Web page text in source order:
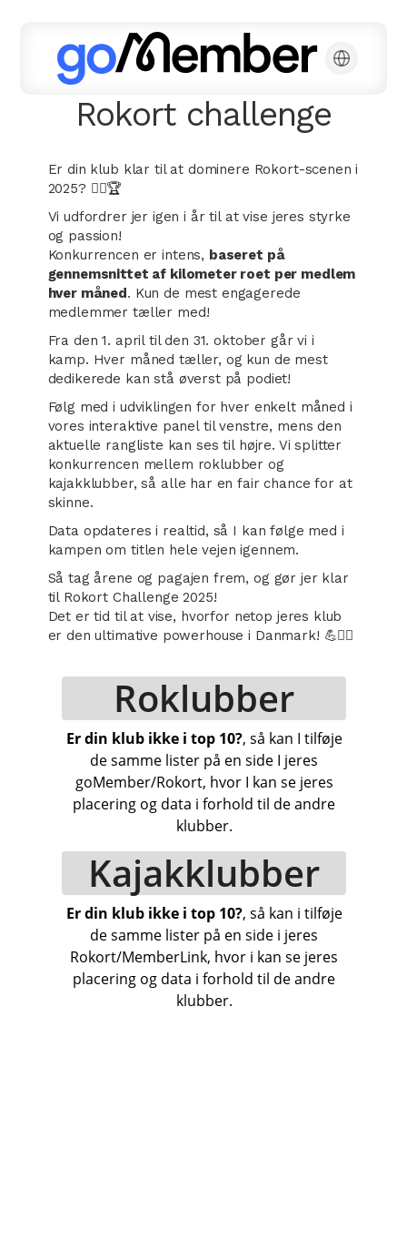
Rokort challenge
Er din klub klar til at dominere Rokort-scenen i
2025? 🚣‍♀️🏆
Vi udfordrer jer igen i år til at vise jeres styrke
og passion!
Konkurrencen er intens, baseret på
gennemsnittet af kilometer roet per medlem
hver måned. Kun de mest engagerede
medlemmer tæller med!
Fra den 1. april til den 31. oktober går vi i
kamp. Hver måned tæller, og kun de mest
dedikerede kan stå øverst på podiet!
Følg med i udviklingen for hver enkelt måned i
vores interaktive panel til venstre, mens den
aktuelle rangliste kan ses til højre. Vi splitter
konkurrencen mellem roklubber og
kajakklubber, så alle har en fair chance for at
skinne.
Data opdateres i realtid, så I kan følge med i
kampen om titlen hele vejen igennem.
Så tag årene og pagajen frem, og gør jer klar
til Rokort Challenge 2025!
Det er tid til at vise, hvorfor netop jeres klub
er den ultimative powerhouse i Danmark! 💪🚣‍♀️